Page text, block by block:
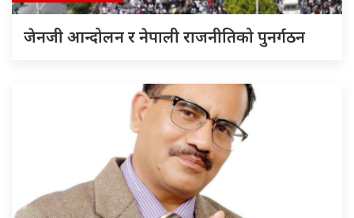
जेनजी आन्दोलन र नेपाली राजनीतिको पुनर्गठन